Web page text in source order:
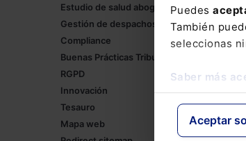
Puedes
También
seleccionas
Saber más
Aceptar
Estudio de salud abogacía
Gestión de despachos
Compliance
Buenas Prácticas Tributarias
RGPD
Innovación
Tesauro
Mapa web